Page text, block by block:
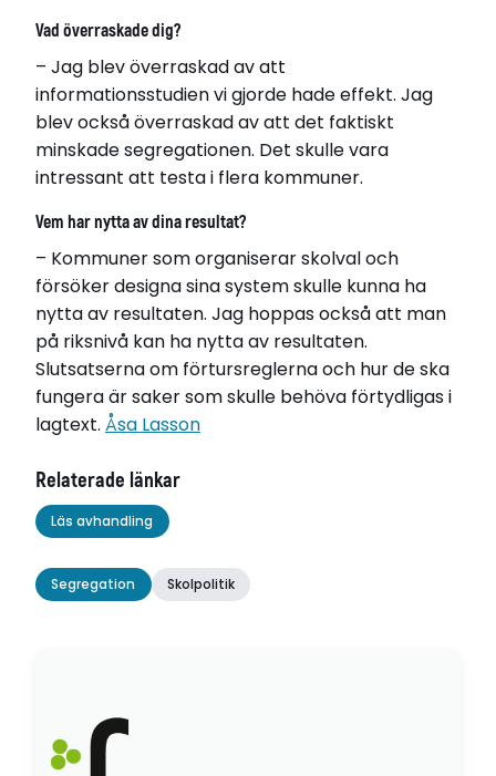
Vad överraskade dig?
– Jag blev överraskad av att
informationsstudien vi gjorde hade effekt. Jag
blev också överraskad av att det faktiskt
minskade segregationen. Det skulle vara
intressant att testa i flera kommuner.
Vem har nytta av dina resultat?
– Kommuner som organiserar skolval och
försöker designa sina system skulle kunna ha
nytta av resultaten. Jag hoppas också att man
på riksnivå kan ha nytta av resultaten.
Slutsatserna om förtursreglerna och hur de ska
fungera är saker som skulle behöva förtydligas i
lagtext. Åsa Lasson
Relaterade länkar
Läs avhandling
Segregation Skolpolitik